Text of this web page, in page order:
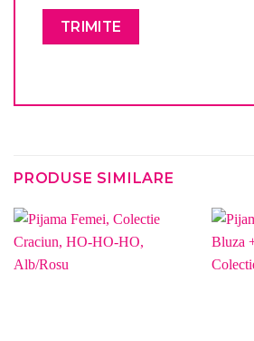
PRODUSE SIMILARE